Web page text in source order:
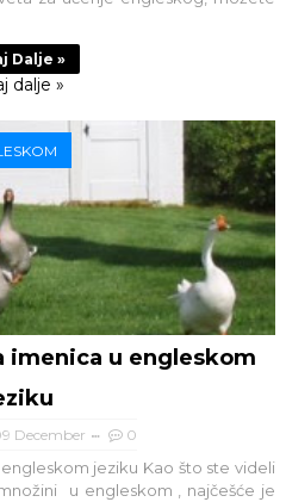
Dalje »
dalje »
imenica u engleskom
December 0
jeziku Kao što ste videli
u engleskom , najčešće je